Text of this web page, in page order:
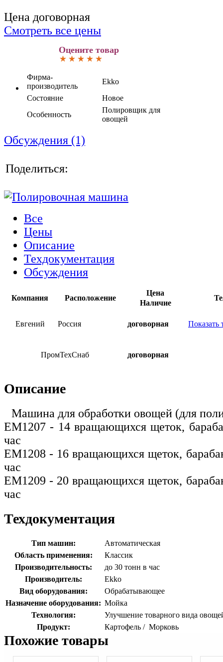
Цена договорная
Смотреть все цены
Оцените товар
Фирма-
производитель
Ekko
Состояние
Новое
Особенность
Полировщик для
овощей
Обсуждения (1)
Поделиться:
Все
Цены
Описание
Техдокументация
Обсуждения
Компания Расположение
Цена
Наличие
Евгений Россия договорная Показать
ПромТехСнаб договорная
Описание
Машина для обработки овощей (для
EM1207 - 14 вращающихся щеток,
час
EM1208 - 16 вращающихся щеток,
час
EM1209 - 20 вращающихся щеток,
час
Техдокументация
Тип машин:
Автоматическая
Область применения:
Классик
Производительность:
до 30 тонн в час
Производитель:
Ekko
Вид оборудования:
Обрабатывающее
Назначение оборудования: Мойка
Технология:
Улучшение товарного вида
Продукт:
Картофель / Морковь
Похожие товары